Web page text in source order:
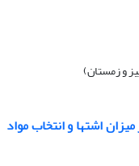
اشتها و انتخاب مواد